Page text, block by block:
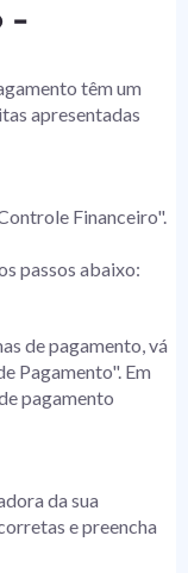
-
têm um
apresentadas
Financeiro".
passos abaixo:
de pagamento, vá
Pagamento". Em
pagamento
da sua
e preencha